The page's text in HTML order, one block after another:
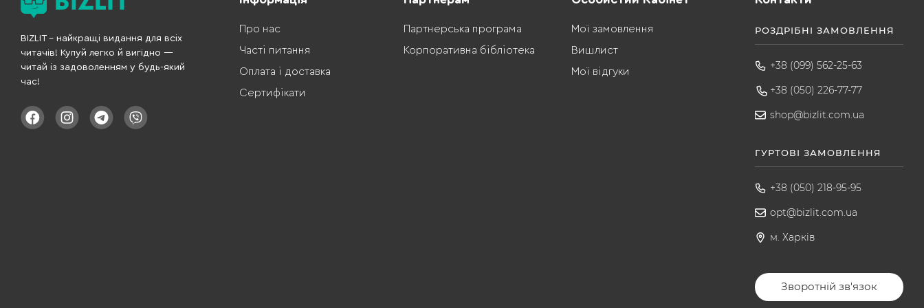
BIZLIT – найкращі видання для всіх
читачів! Купуй легко й вигідно —
читай із задоволенням у будь-який
час!
Про нас
Часті питання
Оплата і доставка
Сертифікати
Партнерська програма
Корпоративна бібліотека
Мої замовлення
Вишлист
Мої відгуки
РОЗДРІБНІ ЗАМОВЛЕННЯ
+38 (099) 562-25-63
+38 (050) 226-77-77
shop@bizlit.com.ua
ГУРТОВІ ЗАМОВЛЕННЯ
+38 (050) 218-95-95
opt@bizlit.com.ua
м. Харків
Зворотній зв'язок